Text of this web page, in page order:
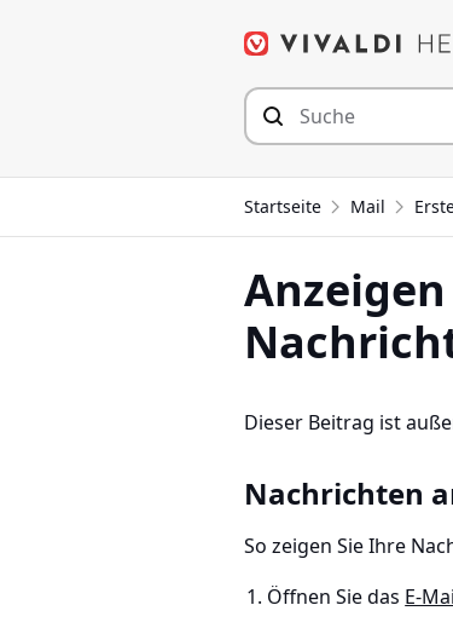
Startseite Mail
Dieser Beitrag ist
Nachrichten
So zeigen Sie Ihre
Öffnen Sie das E-